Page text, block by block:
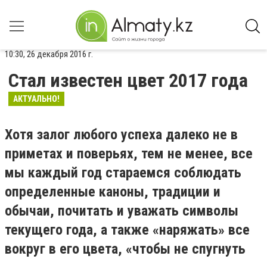
10:30, 26 декабря 2016 г.
Стал известен цвет 2017 года
АКТУАЛЬНО!
Хотя залог любого успеха далеко не в
приметах и поверьях, тем не менее, все
мы каждый год стараемся соблюдать
определенные каноны, традиции и
обычаи, почитать и уважать символы
текущего года, а также «наряжать» все
вокруг в его цвета, «чтобы не спугнуть